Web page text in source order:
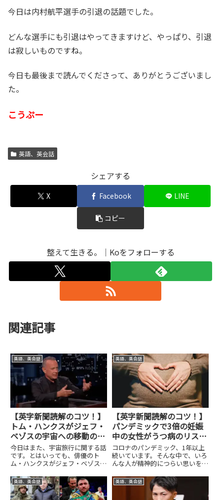
今日は内村航平選手の引退の話題でした。
どんな選手にも引退はやってきますけど、やっぱり、引退
は寂しいものですね。
今日も最後まで読んでくださって、ありがとうございまし
た。
こうぷー
英語、英会話
シェアする
X Facebook LINE
コピー
整えて生きる。｜Koをフォローする
関連記事
英語、英会話
【英字新聞読解のコツ！】
トム・ハンクスがジェフ・
ベゾスの宇宙への移動の申
し出を断った理由！
今日はまた、宇宙旅行に関する話
です。とはいっても、俳優のト
ム・ハンクスがジェフ・ベゾスの
ベゾスが自分の開発しているブル
ー・オリジンロケットに乗らない
か？とハンクスに提案したんだけ
英語、英会話
【英字新聞読解のコツ！】
パンデミックで3倍の妊娠
中の女性がうつ病のリス
ク！
コロナのパンデミック、1年以上
続いています。そんな中で、いろ
んな人が精神的につらい思いをし
妊娠中の女性と出産後の女性がう
つ病にかかりやすくなっていると
言っています。通常時の約3倍だ
英語、英会話 英語、英会話